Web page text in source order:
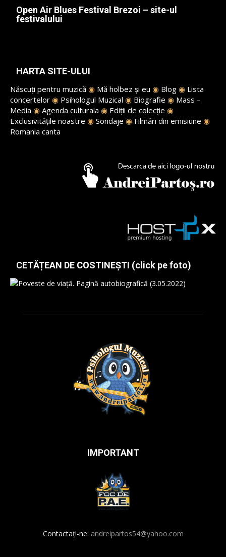
Open Air Blues Festival Brezoi – site-ul
festivalului
HARTA SITE-ULUI
Născuți pentru muzică ◉ Mă holbez și eu ◉ Blog ◉ Lista
concertelor ◉ Psihologul Muzical ◉ Biografie ◉ Mass –
Media ◉ Agenda culturala ◉ Ediții de colecție ◉
Exclusivitățile noastre ◉ Sondaje ◉ Filmări din emisiune ◉
Romania canta
CETĂȚEAN DE COSTINEȘTI (click pe foto)
IMPORTANT
Contactați-ne: andreipartos54@yahoo.com